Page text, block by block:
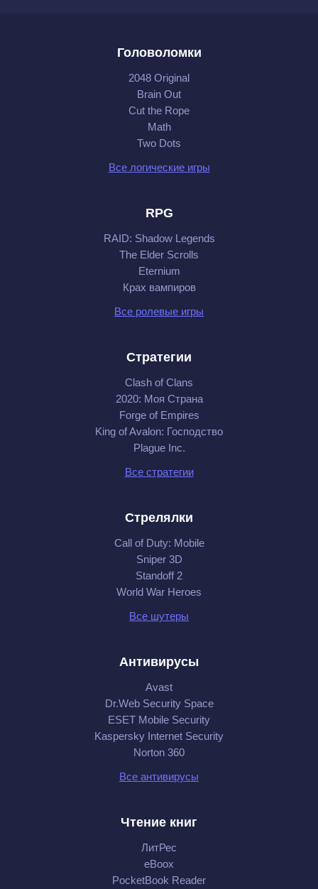
Головоломки
2048 Original
Brain Out
Cut the Rope
Math
Two Dots
Все логические игры
RPG
RAID: Shadow Legends
The Elder Scrolls
Eternium
Крах вампиров
Все ролевые игры
Стратегии
Clash of Clans
2020: Моя Cтрана
Forge of Empires
King of Avalon: Господство
Plague Inc.
Все стратегии
Стрелялки
Call of Duty: Mobile
Sniper 3D
Standoff 2
World War Heroes
Все шутеры
Антивирусы
Avast
Dr.Web Security Space
ESET Mobile Security
Kaspersky Internet Security
Norton 360
Все антивирусы
Чтение книг
ЛитРес
eBoox
PocketBook Reader